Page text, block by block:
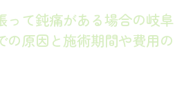
って鈍痛がある場合の岐阜
の原因と施術期間や費用の